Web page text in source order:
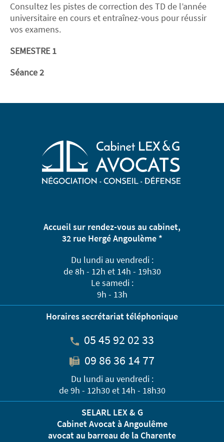
Consultez les pistes de correction des TD de l’année
universitaire en cours et entraînez-vous pour réussir
vos examens.
SEMESTRE 1
Séance 2
Accueil sur rendez-vous au cabinet,
32 rue Hergé Angoulème *
Du lundi au vendredi :
de 8h - 12h et 14h - 19h30
Le samedi :
9h - 13h
Horaires secrétariat téléphonique
05 45 92 02 33
09 86 36 14 77
Du lundi au vendredi :
de 9h - 12h30 et 14h - 18h30
SELARL LEX & G
Cabinet Avocat à Angoulême
avocat au barreau de la Charente